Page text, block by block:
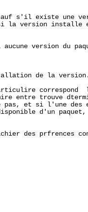
s'il existe une
la version installe
aucune version du
de la version.
correspond
entre trouve
et si l'une des
d'un
des prfrences